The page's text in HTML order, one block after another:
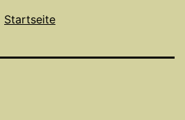
Startseite